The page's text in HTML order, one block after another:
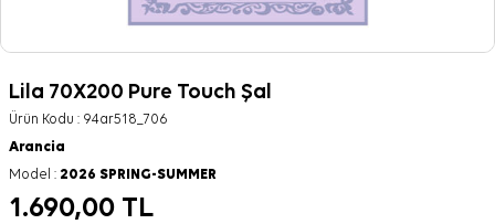
Lila 70X200 Pure Touch Şal
Ürün Kodu : 94ar518_706
Arancia
Model : 2026 SPRING-SUMMER
1.690,00 TL